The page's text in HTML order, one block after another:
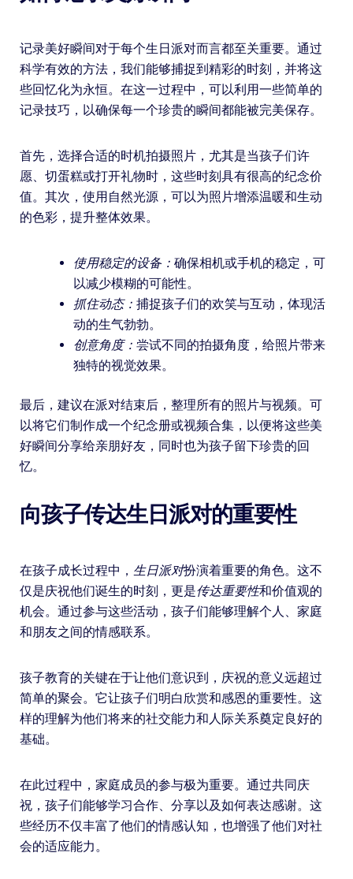
记录美好瞬间对于每个生日派对而言都至关重要。通过
科学有效的方法，我们能够捕捉到精彩的时刻，并将这
些回忆化为永恒。在这一过程中，可以利用一些简单的
记录技巧，以确保每一个珍贵的瞬间都能被完美保存。
首先，选择合适的时机拍摄照片，尤其是当孩子们许
愿、切蛋糕或打开礼物时，这些时刻具有很高的纪念价
值。其次，使用自然光源，可以为照片增添温暖和生动
的色彩，提升整体效果。
使用稳定的设备： 确保相机或手机的稳定，可
以减少模糊的可能性。
抓住动态： 捕捉孩子们的欢笑与互动，体现活
动的生气勃勃。
创意角度： 尝试不同的拍摄角度，给照片带来
独特的视觉效果。
最后，建议在派对结束后，整理所有的照片与视频。可
以将它们制作成一个纪念册或视频合集，以便将这些美
好瞬间分享给亲朋好友，同时也为孩子留下珍贵的回
忆。
向孩子传达生日派对的重要性
在孩子成长过程中， 生日派对扮演着重要的角色。这不
仅是庆祝他们诞生的时刻，更是传达重要性和价值观的
机会。通过参与这些活动，孩子们能够理解个人、家庭
和朋友之间的情感联系。
孩子教育的关键在于让他们意识到，庆祝的意义远超过
简单的聚会。它让孩子们明白欣赏和感恩的重要性。这
样的理解为他们将来的社交能力和人际关系奠定良好的
基础。
在此过程中，家庭成员的参与极为重要。通过共同庆
祝，孩子们能够学习合作、分享以及如何表达感谢。这
些经历不仅丰富了他们的情感认知，也增强了他们对社
会的适应能力。